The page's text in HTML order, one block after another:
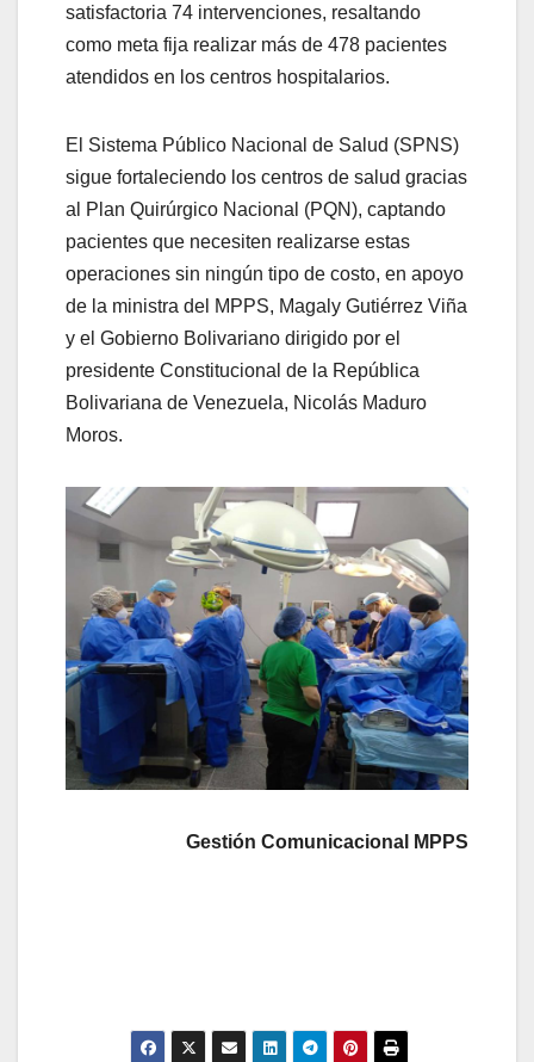
satisfactoria 74 intervenciones, resaltando
como meta fija realizar más de 478 pacientes
atendidos en los centros hospitalarios.
El Sistema Público Nacional de Salud (SPNS)
sigue fortaleciendo los centros de salud gracias
al Plan Quirúrgico Nacional (PQN), captando
pacientes que necesiten realizarse estas
operaciones sin ningún tipo de costo, en apoyo
de la ministra del MPPS, Magaly Gutiérrez Viña
y el Gobierno Bolivariano dirigido por el
presidente Constitucional de la República
Bolivariana de Venezuela, Nicolás Maduro
Moros.
Gestión Comunicacional MPPS